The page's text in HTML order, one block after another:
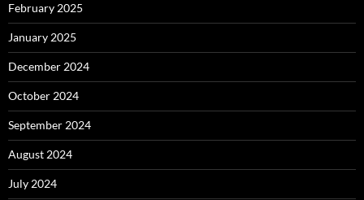
February 2025
January 2025
December 2024
October 2024
September 2024
August 2024
July 2024